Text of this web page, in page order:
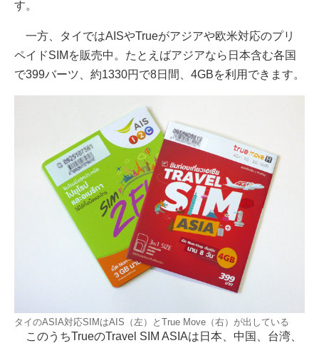
す。
一方、タイではAISやTrueがアジアや欧米対応のプリ
ペイドSIMを販売中。たとえばアジアなら日本含む各国
で399バーツ、約1330円で8日間、4GBを利用できます。
タイのASIA対応SIMはAIS（左）とTrue Move（右）が出している
このうちTrueのTravel SIM ASIAは日本、中国、台湾、